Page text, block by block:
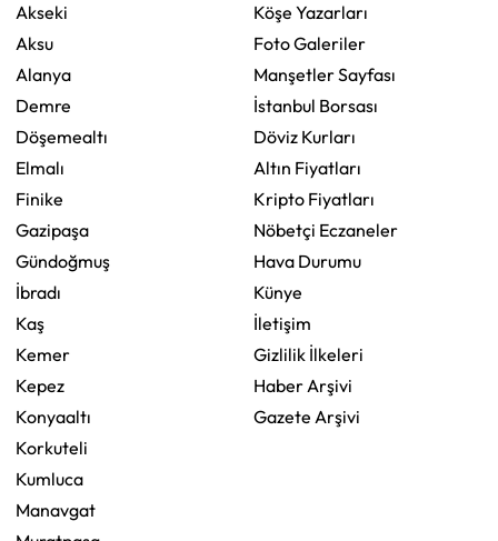
Akseki
Aksu
Alanya
Demre
Döşemealtı
Elmalı
Finike
Gazipaşa
Gündoğmuş
İbradı
Kaş
Kemer
Kepez
Konyaaltı
Korkuteli
Kumluca
Manavgat
Köşe Yazarları
Foto Galeriler
Manşetler Sayfası
İstanbul Borsası
Döviz Kurları
Altın Fiyatları
Kripto Fiyatları
Nöbetçi Eczaneler
Hava Durumu
Künye
İletişim
Gizlilik İlkeleri
Haber Arşivi
Gazete Arşivi